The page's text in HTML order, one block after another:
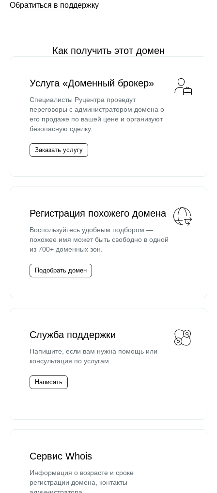
Обратиться в поддержку
Как получить этот домен
Услуга «Доменный брокер»
Специалисты Руцентра проведут
переговоры с администратором домена о
его продаже по вашей цене и организуют
безопасную сделку.
Заказать услугу
Регистрация похожего домена
Воспользуйтесь удобным подбором —
похожее имя может быть свободно в одной
из 700+ доменных зон.
Подобрать домен
Служба поддержки
Напишите, если вам нужна помощь или
консультация по услугам.
Написать
Сервис Whois
Информация о возрасте и сроке
регистрации домена, контакты